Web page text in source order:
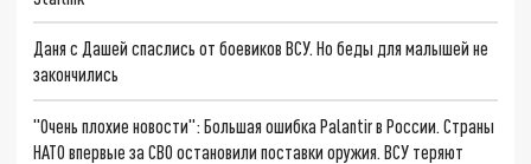
Даня с Дашей спаслись от боевиков ВСУ. Но беды для малышей не
закончились
"Очень плохие новости": Большая ошибка Palantir в России. Страны
НАТО впервые за СВО остановили поставки оружия. ВСУ теряют